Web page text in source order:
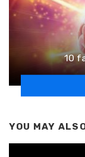
10
YOU MAY